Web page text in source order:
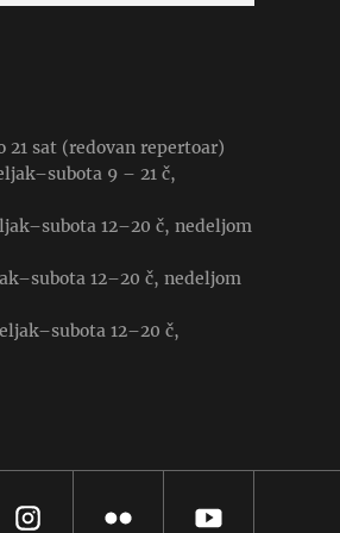
21 sat (redovan repertoar)
9 – 21 č,
12–20 č, nedeljom
12–20 č, nedeljom
12–20 č,